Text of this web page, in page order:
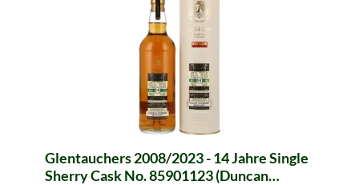
Glentauchers 2008/2023 - 14 Jahre Single
Sherry Cask No. 85901123 (Duncan